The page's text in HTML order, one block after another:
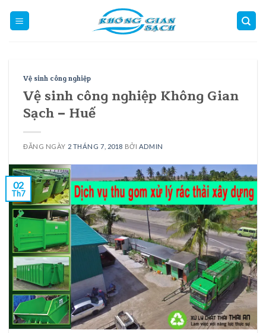
Vệ sinh công nghiệp
Vệ sinh công nghiệp Không Gian
Sạch – Huế
ĐĂNG NGÀY 2 THÁNG 7, 2018 BỞI ADMIN
02
Th7